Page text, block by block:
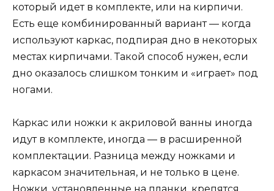
который идет в комплекте, или на кирпичи.
Есть еще комбинированный вариант — когда
используют каркас, подпирая дно в некоторых
местах кирпичами. Такой способ нужен, если
дно оказалось слишком тонким и «играет» под
ногами.
Каркас или ножки к акриловой ванны иногда
идут в комплекте, иногда — в расширенной
комплектации. Разница между ножками и
каркасом значительная, и не только в цене.